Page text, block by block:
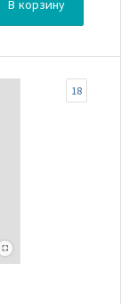
В корзину
18